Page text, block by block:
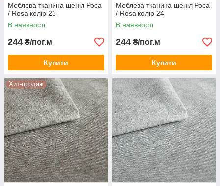
Меблева тканина шеніл Роса
/ Rosa колір 23
В наявності
244 ₴/пог.м
Купити
Меблева тканина шеніл Роса
/ Rosa колір 24
В наявності
244 ₴/пог.м
Купити
Хит-продаж